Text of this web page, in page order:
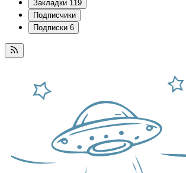
Закладки 119
Подписчики
Подписки 6